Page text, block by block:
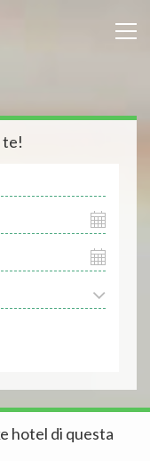
te!
hotel di questa